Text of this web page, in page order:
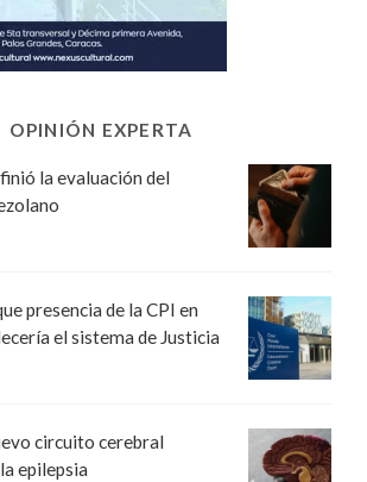
OPINIÓN EXPERTA
la evaluación del
presencia de la CPI en
el sistema de Justicia
circuito cerebral
epilepsia